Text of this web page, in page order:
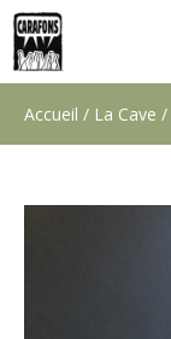
Aller
au
contenu
Accueil / La Cave /